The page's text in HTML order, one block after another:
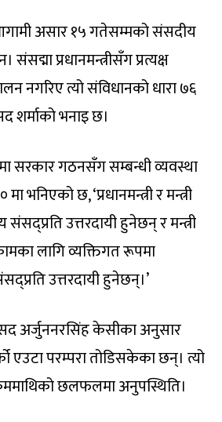
असार १५ गतेसम्मको संसदीय
प्रधानमन्त्रीसँग प्रत्यक्ष
नगरिए त्यो संविधानको धारा ७६
शर्माको भनाइ छ।
सरकार गठनसँग सम्बन्धी व्यवस्था
भनिएको छ, ‘प्रधानमन्त्री र मन्त्री
उत्तरदायी हुनेछन् र मन्त्री
लागि व्यक्तिगत रूपमा
उत्तरदायी हुनेछन्।’
अर्जुननरसिंह केसीका अनुसार
एउटा परम्परा तोडिसकेका छन्। त्यो
छलफलमा अनुपस्थिति।